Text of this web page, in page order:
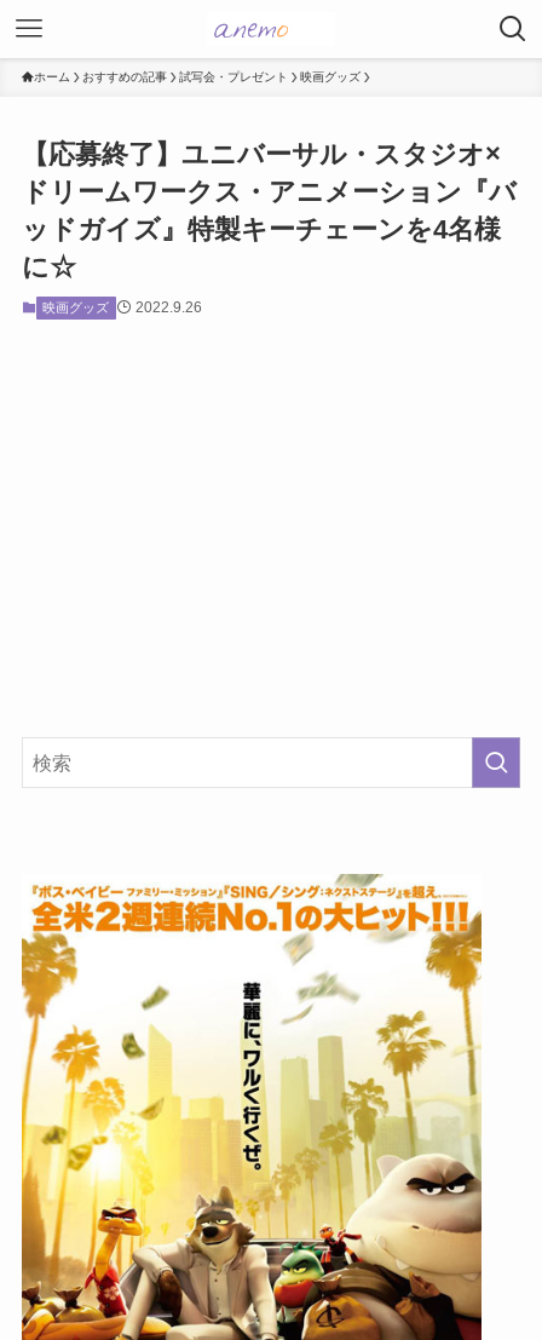
ホーム おすすめの記事 試写会・プレゼント 映画グッズ
【応募終了】ユニバーサル・スタジオ×
ドリームワークス・アニメーション『バ
ッドガイズ』特製キーチェーンを4名様
に☆
映画グッズ 2022.9.26